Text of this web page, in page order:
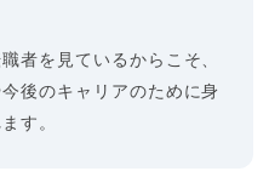
者を見ているからこそ、
後のキャリアのために身
す。